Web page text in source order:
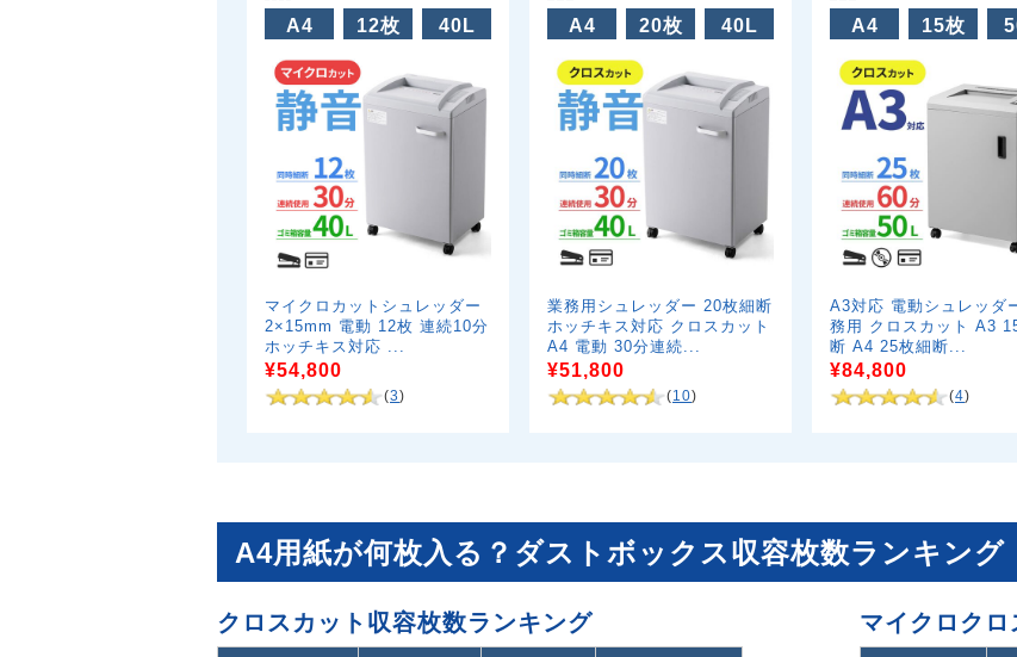
A4 12枚 40L
マイクロカットシュレッダー
2×15mm 電動 12枚 連続10分
ホッチキス対応 ...
¥54,800
(3)
A4 20枚 40L
業務用シュレッダー 20枚細断
ホッチキス対応 クロスカット
A4 電動 30分連続...
¥51,800
(10)
A4 15枚
A3対応 電動シュレッダ
務用 クロスカット A3
断 A4 25枚細断...
¥84,800
(4)
A4用紙が何枚入る？ダストボックス収容枚数ランキング
クロスカット収容枚数ランキング マイクロク